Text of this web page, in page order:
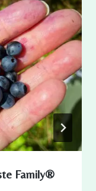
Family®